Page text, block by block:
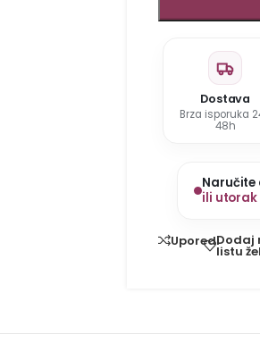
Dostava
Brza isporuka
48h
Naručite
ili utorak
UporediDodaj
listu